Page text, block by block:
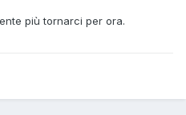
scriva loro parecchio, cosa
vostra amicizia, dovreste
vita comunicando tra di voi.
più tornarci per ora.